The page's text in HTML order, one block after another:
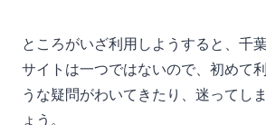
ところがいざ利用しようすると、千
サイトは一つではないので、初めて
うな疑問がわいてきたり、迷ってし
ょう。